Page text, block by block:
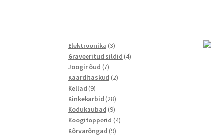
Elektroonika 33
toodet
Graveeritud sildid 44
Jooginõud 77
toodet
Kaarditaskud 22
Kellad 99
toodet
Kinkekarbid 2828
toodet
Kodukaubad 99
toodet
Koogitopperid 44
Kõrvarõngad 99